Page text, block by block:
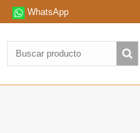
WhatsApp
Buscar
producto: